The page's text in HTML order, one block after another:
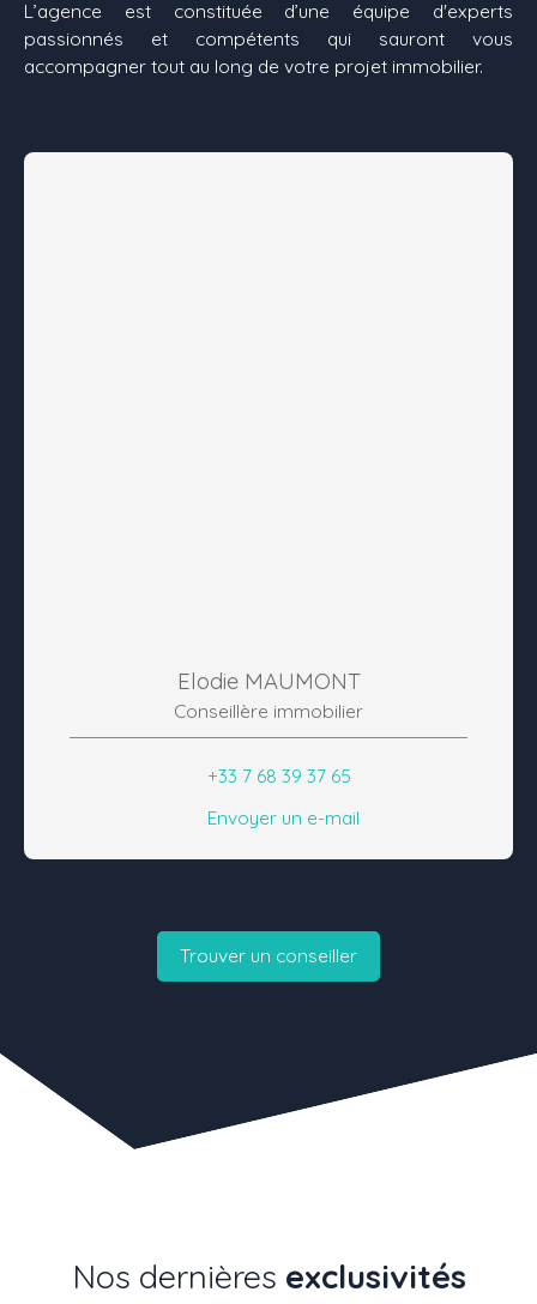
L’agence est constituée d’une équipe d'experts
passionnés et compétents qui sauront vous
accompagner tout au long de votre projet immobilier.
Elodie MAUMONT
Conseillère immobilier
+33 7 68 39 37 65
Envoyer un e-mail
Trouver un conseiller
Nos dernières exclusivités